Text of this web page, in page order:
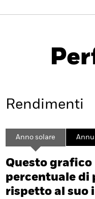
2018-02-01 00:00:00 to
0 to 75.
Rendimenti
Anno solare
Questo
percentuale di
rispetto al suo